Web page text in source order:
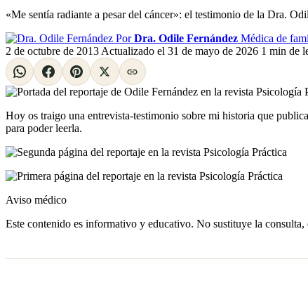
«Me sentía radiante a pesar del cáncer»: el testimonio de la Dra.
Por Dra. Odile Fernández Médica de
2 de octubre de 2013 Actualizado el 31 de mayo de 2026 1 min de
Hoy os traigo una entrevista-testimonio sobre mi historia que
para poder leerla.
Aviso médico
Este contenido es informativo y educativo. No sustituye la